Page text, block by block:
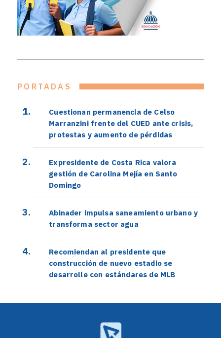
PORTADAS
Cuestionan permanencia de Celso
Marranzini frente del CUED ante crisis,
protestas y aumento de pérdidas
Expresidente de Costa Rica valora
gestión de Carolina Mejía en Santo
Domingo
Abinader impulsa saneamiento urbano y
transforma sector agua
Recomiendan al presidente que
construcción de nuevo estadio se
desarrolle con estándares de MLB